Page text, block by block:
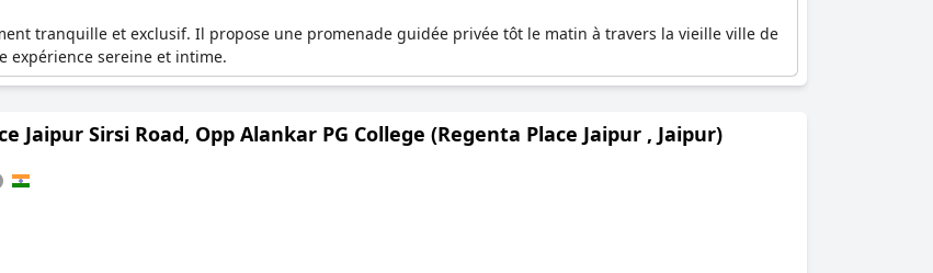
tranquille et exclusif. Il propose une promenade guidée privée tôt le matin à travers la vieille ville de
expérience sereine et intime.
Jaipur Sirsi Road, Opp Alankar PG College (Regenta Place Jaipur , Jaipur)